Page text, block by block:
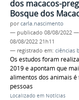
dos macacos-
Bosque dos
porcarla.nascimento
— publicado 08/08/2022 —
08/08/2022 21h11
— registrado em: ciências
Os estudos foram
2019 e apontam que
alimentos dos animais
pessoas
Localizado em Notícias